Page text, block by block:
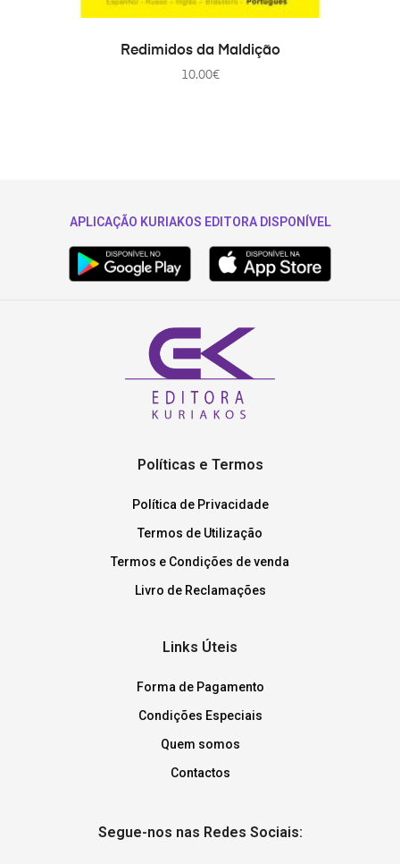
В КОРЗИНУ
Redimidos da Maldição
10.00€
APLICAÇÃO KURIAKOS EDITORA DISPONÍVEL
Políticas e Termos
Política de Privacidade
Termos de Utilização
Termos e Condições de venda
Livro de Reclamações
Links Úteis
Forma de Pagamento
Condições Especiais
Quem somos
Contactos
Segue-nos nas Redes Sociais: